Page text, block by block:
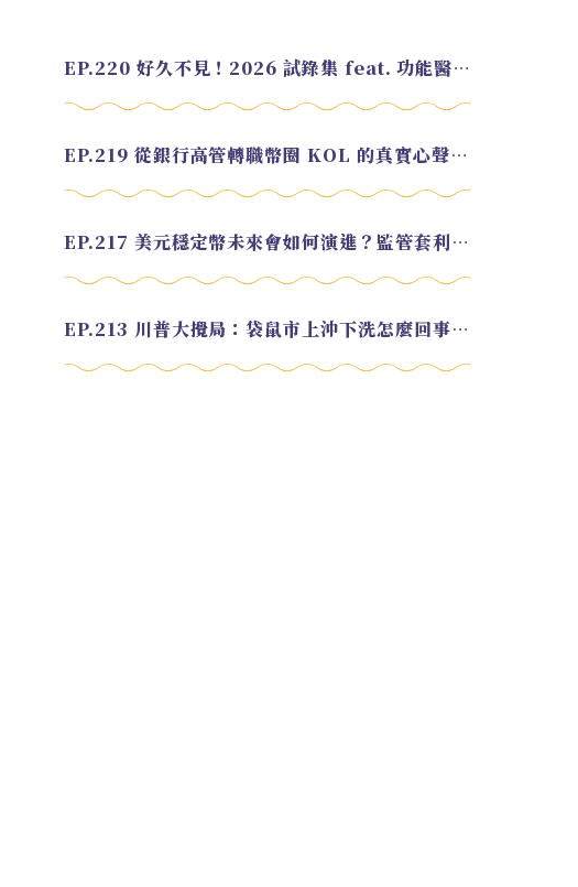
EP.220 好久不見！2026 試錄集 feat. 功能醫學營養師 美寶
EP.219 從銀行高管轉職幣圈 KOL 的真實心聲 feat.龜大
EP.217 美元穩定幣未來會如何演進？監管套利終將收斂？feat. 研究員 余哲安
EP.213 川普大攪局：袋鼠市上沖下洗怎麼回事？feat. Alvin